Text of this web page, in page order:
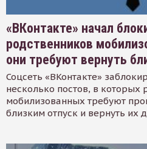
«ВКонтакте» начал
родственников
они требуют вернуть
Соцсеть «ВКонтакте»
несколько постов, в которых
мобилизованных требуют
близким отпуск и вернуть их